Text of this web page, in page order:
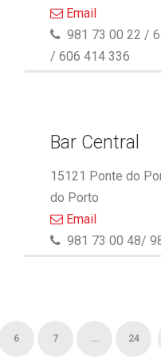
Email
981 73 00 22 /
/ 606 414 336
Bar Central
15121 Ponte do
do Porto
Email
981 73 00 48/
6 7 ... 24